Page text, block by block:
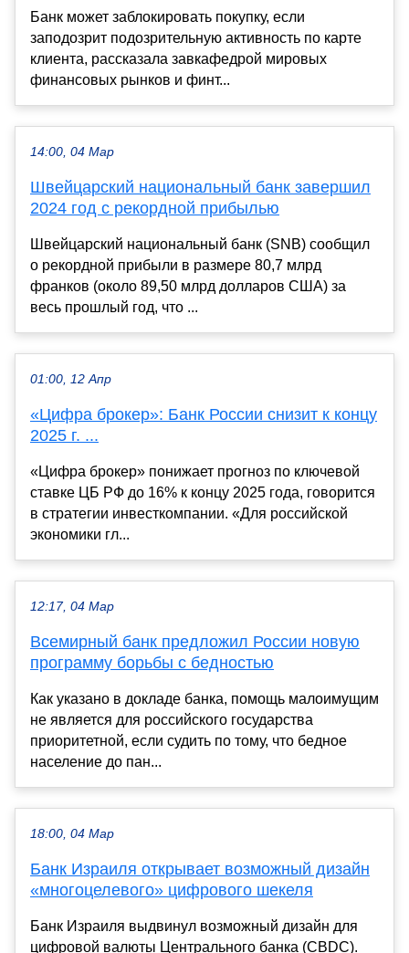
Банк может заблокировать покупку, если
заподозрит подозрительную активность по карте
клиента, рассказала завкафедрой мировых
финансовых рынков и финт...
14:00, 04 Мар
Швейцарский национальный банк завершил
2024 год с рекордной прибылью
Швейцарский национальный банк (SNB) сообщил
о рекордной прибыли в размере 80,7 млрд
франков (около 89,50 млрд долларов США) за
весь прошлый год, что ...
01:00, 12 Апр
«Цифра брокер»: Банк России снизит к концу
2025 г. ...
«Цифра брокер» понижает прогноз по ключевой
ставке ЦБ РФ до 16% к концу 2025 года, говорится
в стратегии инвесткомпании. «Для российской
экономики гл...
12:17, 04 Мар
Всемирный банк предложил России новую
программу борьбы с бедностью
Как указано в докладе банка, помощь малоимущим
не является для российского государства
приоритетной, если судить по тому, что бедное
население до пан...
18:00, 04 Мар
Банк Израиля открывает возможный дизайн
«многоцелевого» цифрового шекеля
Банк Израиля выдвинул возможный дизайн для
цифровой валюты Центрального банка (CBDC).